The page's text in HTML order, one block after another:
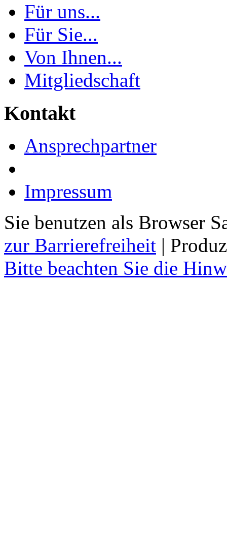
Für uns...
Für Sie...
Von Ihnen...
Mitgliedschaft
Kontakt
Ansprechpartner
Impressum
Sie benutzen als Browser
zur Barrierefreiheit |
Bitte beachten Sie die